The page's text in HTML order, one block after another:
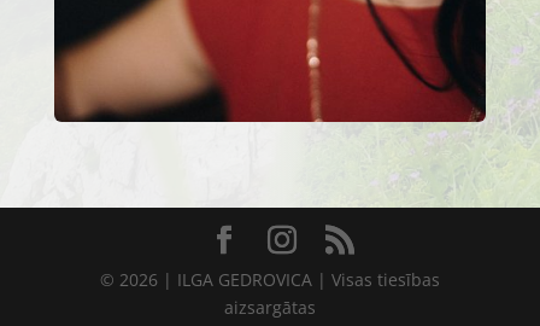
© 2026 | ILGA GEDROVICA | Visas tiesības
aizsargātas